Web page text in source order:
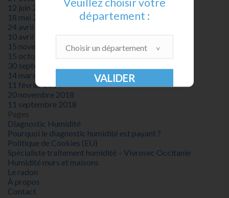
12 juin 2020
18 mai 2020
24 avril 2020
10 avril 2020
15 novembre 2019
15 octobre 2019
30 septembre 2019
14 mars 2019
11 février 2019
20 novembre 2018
11 septembre 2018
Pages
Diagnostic Humidité
Pourquoi le diagnostic humidité est payant ?
Politique de Cookies (EU)
Spécialiste traitement humidité – Vivrosec Occitanie
Humidité murs et maisons
Le radon
À propos
Contact
département :
Choisir un département